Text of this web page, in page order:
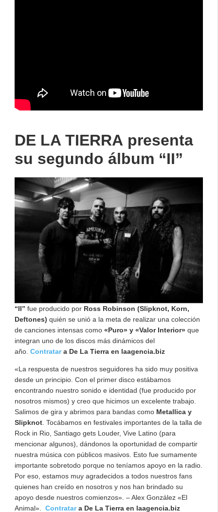
DE LA TIERRA presenta
su segundo álbum “II”
“II” fue producido por Ross Robinson (Slipknot, Korn,
Deftones) quién se unió a la meta de realizar una colección
de canciones intensas como «Puro» y «Valor Interior» que
integran uno de los discos más dinámicos del
año. Contratara De La Tierra en laagencia.biz
«La respuesta de nuestros seguidores ha sido muy positiva
desde un principio. Con el primer disco estábamos
encontrando nuestro sonido e identidad (fue producido por
nosotros mismos) y creo que hicimos un excelente trabajo.
Salimos de gira y abrimos para bandas como Metallica y
Slipknot. Tocábamos en festivales importantes de la talla de
Rock in Rio, Santiago gets Louder, Vive Latino (para
mencionar algunos), dándonos la oportunidad de compartir
nuestra música con públicos masivos. Esto fue sumamente
importante sobretodo porque no teníamos apoyo en la radio.
Por eso, estamos muy agradecidos a todos nuestros fans
quienes han creído en nosotros y nos han brindado su
apoyo desde nuestros comienzos». – Alex González «El
Animal». Contratara De La Tierra en laagencia.biz